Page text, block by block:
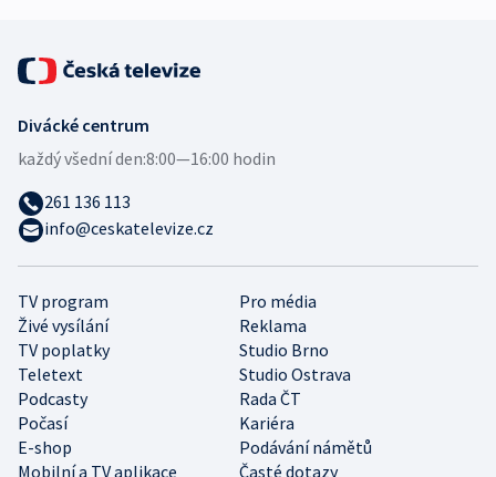
TV program
Pro média
Živé vysílání
Reklama
TV poplatky
Studio Brno
Teletext
Studio Ostrava
Podcasty
Rada ČT
Počasí
Kariéra
E-shop
Podávání námětů
Mobilní a TV aplikace
Časté dotazy
Divácké centrum
každý všední den:8:00—16:00 hodin
261 136 113
info@ceskatelevize.cz